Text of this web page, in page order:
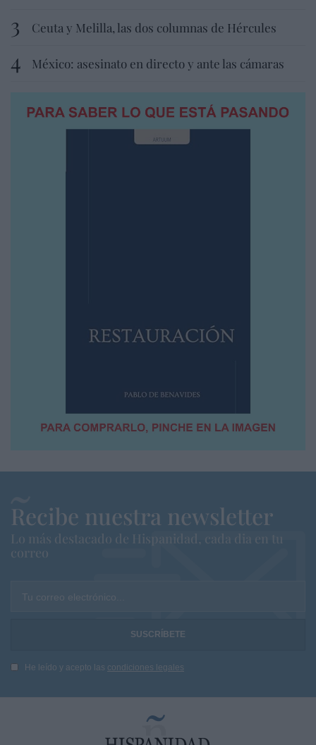
Ceuta y Melilla, las dos columnas de Hércules
México: asesinato en directo y ante las cámaras
Recibe nuestra newsletter
Lo más destacado de Hispanidad, cada dia en tu
correo
Tu correo electrónico...
He leído y acepto las condiciones legales